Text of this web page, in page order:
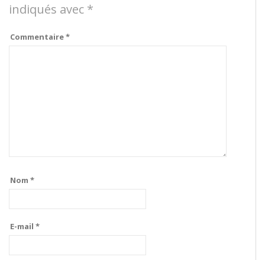
indiqués avec *
Commentaire*
Nom *
E-mail *